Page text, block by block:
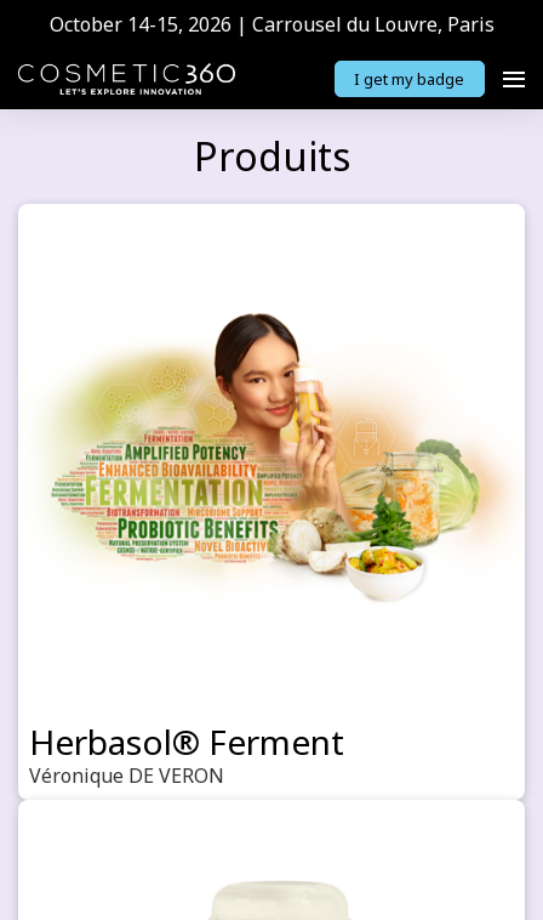
October 14-15, 2026 | Carrousel du Louvre, Paris
I get my badge
Produits
Herbasol® Ferment
Véronique DE VERON